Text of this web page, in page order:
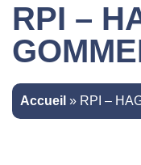
RPI –
Accueil » RPI –